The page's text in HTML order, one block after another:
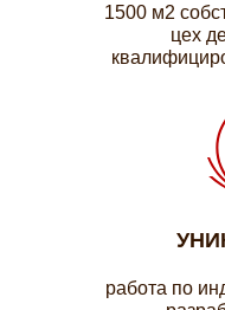
1500 м2
цех
работа по